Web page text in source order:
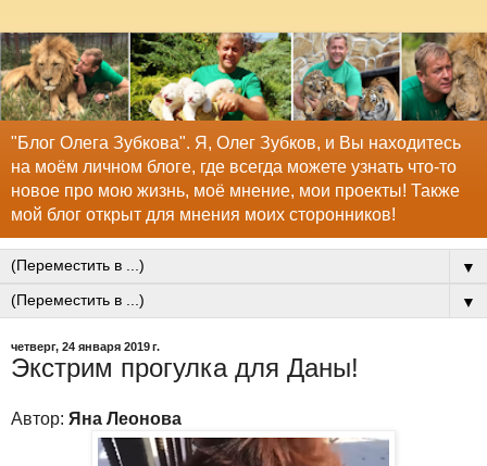
"Блог Олега Зубкова". Я, Олег Зубков, и Вы находитесь
на моём личном блоге, где всегда можете узнать что-то
новое про мою жизнь, моё мнение, мои проекты! Также
мой блог открыт для мнения моих сторонников!
▼
▼
четверг, 24 января 2019 г.
Экстрим прогулка для Даны!
Автор: Яна Леонова